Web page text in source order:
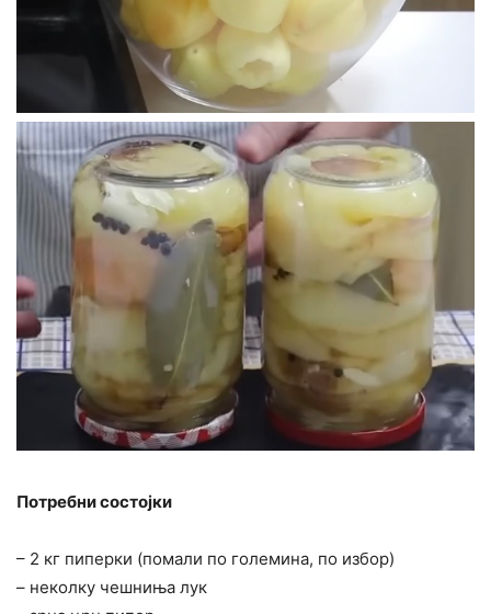
Потребни состојки
– 2 кг пиперки (помали по големина, по избор)
– неколку чешниња лук